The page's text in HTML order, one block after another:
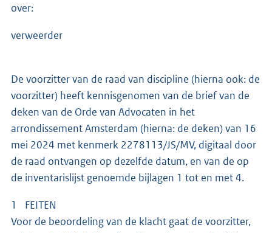
over:
verweerder
De voorzitter van de raad van discipline (hierna ook: de
voorzitter) heeft kennisgenomen van de brief van de
deken van de Orde van Advocaten in het
arrondissement Amsterdam (hierna: de deken) van 16
mei 2024 met kenmerk 2278113/JS/MV, digitaal door
de raad ontvangen op dezelfde datum, en van de op
de inventarislijst genoemde bijlagen 1 tot en met 4.
1 FEITEN
Voor de beoordeling van de klacht gaat de voorzitter,